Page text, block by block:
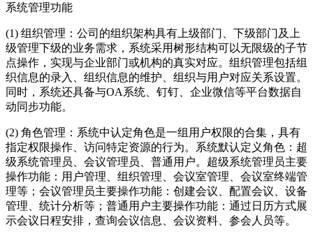
系统管理功能
(1) 组织管理：公司的组织架构具有上级部门、下级部门及上
级管理下级的业务需求，系统采用树形结构可以无限级的子节
点操作，实现与企业部门或机构的真实对应。组织管理包括组
织信息的录入、组织信息的维护、组织与用户对应关系设置。
同时，系统还具备与OA系统、钉钉、企业微信等平台数据自
动同步功能。
(2) 角色管理：系统中认定角色是一组用户权限的合集，具有
指定权限操作、访问特定资源的行为。系统默认定义角色：超
级系统管理员、会议管理员、普通用户。超级系统管理员主要
操作功能：用户管理、组织管理、会议室管理、会议室终端管
理等；会议管理员主要操作功能：创建会议、配置会议、设备
管理、统计分析等；普通用户主要操作功能：通过日历方式展
示会议日程安排，查询会议信息、会议资料、参会人员等。